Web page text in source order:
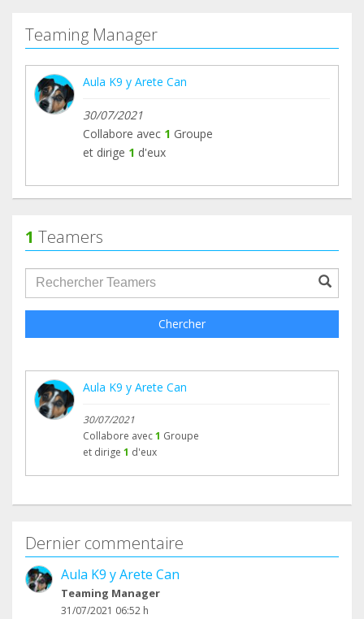
Teaming Manager
Aula K9 y Arete Can
30/07/2021
Collabore avec 1 Groupe
et dirige 1 d'eux
1 Teamers
groupProfile.searchForm.search.text???
Chercher
Aula K9 y Arete Can
30/07/2021
Collabore avec1 Groupe
et dirige 1 d'eux
Dernier commentaire
Aula K9 y Arete Can
Teaming Manager
31/07/2021 06:52 h